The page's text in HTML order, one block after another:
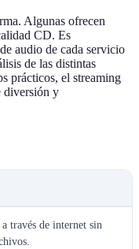
Algunas ofrecen
CD. Es
audio de cada servicio
de las distintas
prácticos, el streaming
diversión y
través de internet sin